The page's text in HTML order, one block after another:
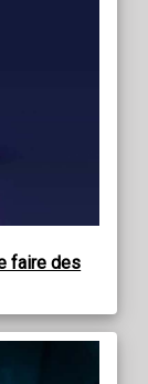
faire des